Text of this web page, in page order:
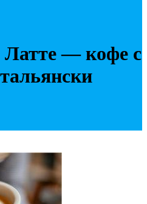
Латте — кофе с